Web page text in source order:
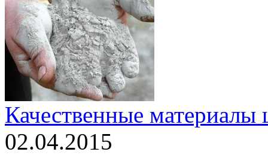
Качественные материалы
02.04.2015